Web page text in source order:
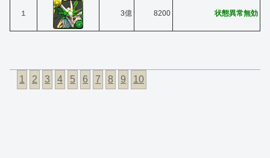
１ 3億 8200 状態異常無効
1 2 3 4 5 6 7 8 9 10